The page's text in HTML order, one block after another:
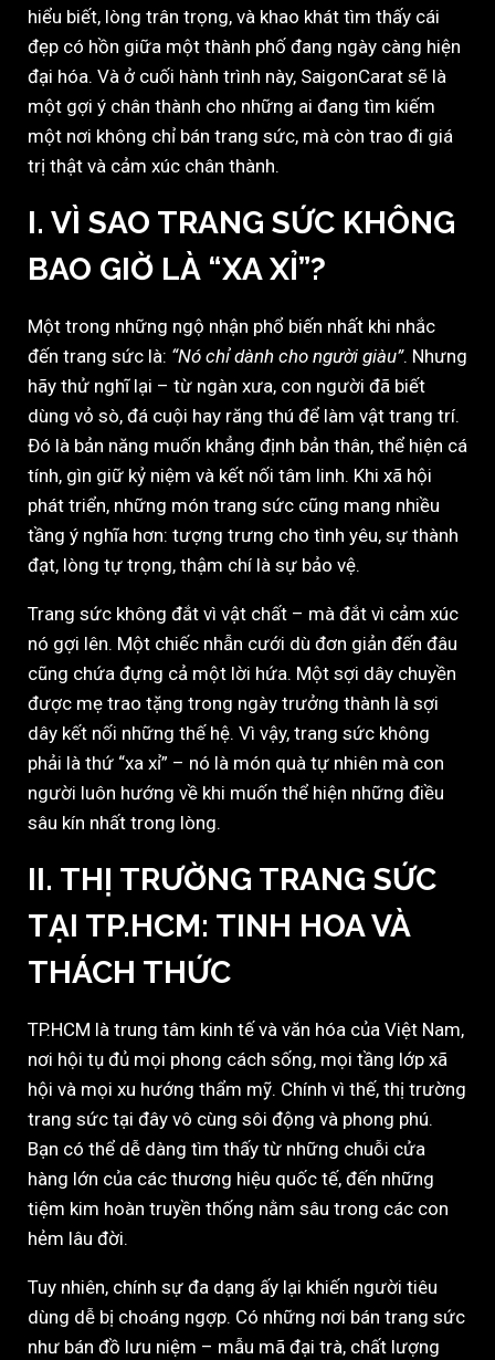
hiểu biết, lòng trân trọng, và khao khát tìm thấy cái
đẹp có hồn giữa một thành phố đang ngày càng hiện
đại hóa. Và ở cuối hành trình này, SaigonCarat sẽ là
một gợi ý chân thành cho những ai đang tìm kiếm
một nơi không chỉ bán trang sức, mà còn trao đi giá
trị thật và cảm xúc chân thành.
I. VÌ SAO TRANG SỨC KHÔNG
BAO GIỜ LÀ “XA XỈ”?
Một trong những ngộ nhận phổ biến nhất khi nhắc
đến trang sức là: “Nó chỉ dành cho người giàu”. Nhưng
hãy thử nghĩ lại – từ ngàn xưa, con người đã biết
dùng vỏ sò, đá cuội hay răng thú để làm vật trang trí.
Đó là bản năng muốn khẳng định bản thân, thể hiện cá
tính, gìn giữ kỷ niệm và kết nối tâm linh. Khi xã hội
phát triển, những món trang sức cũng mang nhiều
tầng ý nghĩa hơn: tượng trưng cho tình yêu, sự thành
đạt, lòng tự trọng, thậm chí là sự bảo vệ.
Trang sức không đắt vì vật chất – mà đắt vì cảm xúc
nó gợi lên. Một chiếc nhẫn cưới dù đơn giản đến đâu
cũng chứa đựng cả một lời hứa. Một sợi dây chuyền
được mẹ trao tặng trong ngày trưởng thành là sợi
dây kết nối những thế hệ. Vì vậy, trang sức không
phải là thứ “xa xỉ” – nó là món quà tự nhiên mà con
người luôn hướng về khi muốn thể hiện những điều
sâu kín nhất trong lòng.
II. THỊ TRƯỜNG TRANG SỨC
TẠI TP.HCM: TINH HOA VÀ
THÁCH THỨC
TP.HCM là trung tâm kinh tế và văn hóa của Việt Nam,
nơi hội tụ đủ mọi phong cách sống, mọi tầng lớp xã
hội và mọi xu hướng thẩm mỹ. Chính vì thế, thị trường
trang sức tại đây vô cùng sôi động và phong phú.
Bạn có thể dễ dàng tìm thấy từ những chuỗi cửa
hàng lớn của các thương hiệu quốc tế, đến những
tiệm kim hoàn truyền thống nằm sâu trong các con
hẻm lâu đời.
Tuy nhiên, chính sự đa dạng ấy lại khiến người tiêu
dùng dễ bị choáng ngợp. Có những nơi bán trang sức
như bán đồ lưu niệm – mẫu mã đại trà, chất lượng